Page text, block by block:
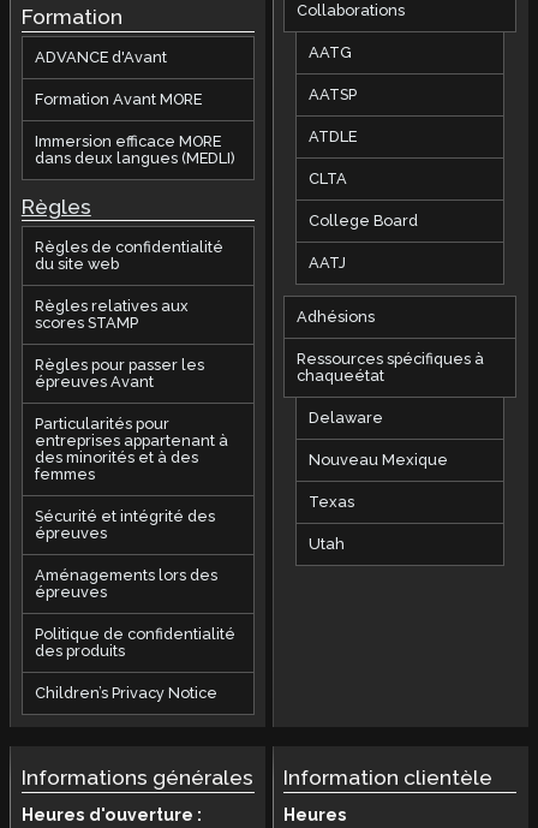
Formation
ADVANCE d'Avant
Formation Avant MORE
Immersion efficace MORE
dans deux langues (MEDLI)
Règles
Règles de confidentialité
du site web
Règles relatives aux
scores STAMP
Règles pour passer les
épreuves Avant
Particularités pour
entreprises appartenant à
des minorités et à des
femmes
Sécurité et intégrité des
épreuves
Aménagements lors des
épreuves
Politique de confidentialité
des produits
Children’s Privacy Notice
Collaborations
AATG
AATSP
ATDLE
CLTA
College Board
AATJ
Adhésions
Ressources spécifiques à
chaqueétat
Delaware
Nouveau Mexique
Texas
Utah
Informations générales
Heures d'ouverture :
Information clientèle
Heures